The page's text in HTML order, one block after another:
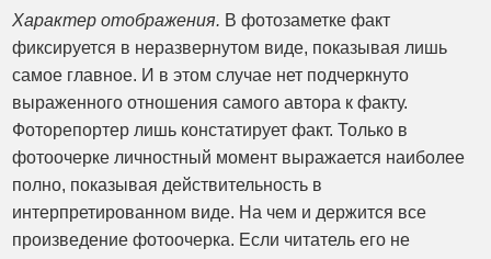
Характер отображения. В фотозаметке факт
фиксируется в неразвернутом виде, показывая лишь
самое главное. И в этом случае нет подчеркнуто
выраженного отношения самого автора к факту.
Фоторепортер лишь констатирует факт. Только в
фотоочерке личностный момент выражается наиболее
полно, показывая действительность в
интерпретированном виде. На чем и держится все
произведение фотоочерка. Если читатель его не